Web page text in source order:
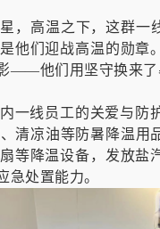
，高温之下，这群一
他们迎战高温的勋
——他们用坚守换来了
一线员工的关爱与防
清凉油等防暑降温
等降温设备，发放
急处置能力。